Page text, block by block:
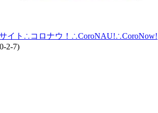
イト∴コロナウ！∴CoroNAU!∴CoroNow!
2-7)